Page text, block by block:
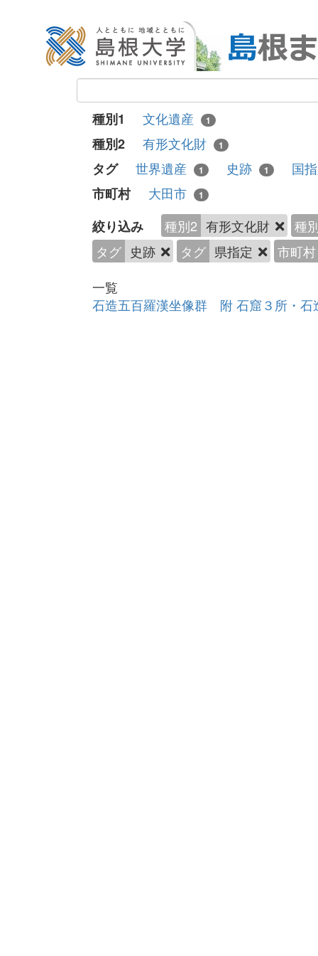
種別1 文化遺産 1
種別2 有形文化財 1
タグ 世界遺産 1 史跡 1
国
市町村
大田市 1
絞り込み 種別2 有形文化財
種
タグ 史跡 タグ 県指定
市町村
一覧
石造五百羅漢坐像群 附 石窟３所・石